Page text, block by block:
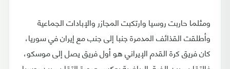
ومثلما حاربت روسيا وارتكبت المجازر والإبادات الجماعية
وأطلقت القذائف المدمرة جنبا إلى جنب مع إيران في سوريا،
كان فريق كرة القدم الإيراني هو أول فريق يصل إلى موسكو،